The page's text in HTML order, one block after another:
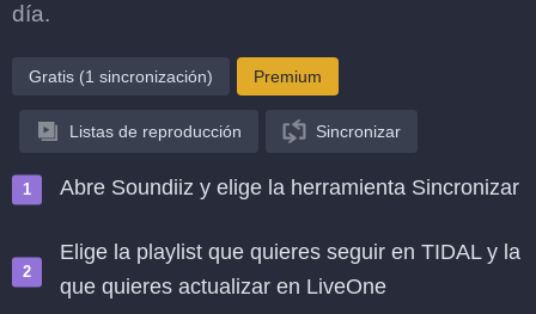
día.
Gratis (1 sincronización) Premium
Listas de reproducción Sincronizar
Abre Soundiiz y elige la herramienta Sincronizar
Elige la playlist que quieres seguir en TIDAL y la
que quieres actualizar en LiveOne